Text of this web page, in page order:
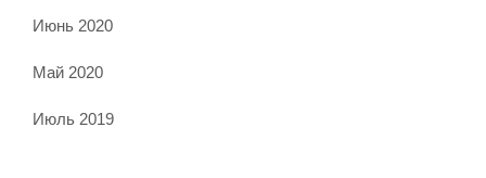
Июнь 2020
Май 2020
Июль 2019